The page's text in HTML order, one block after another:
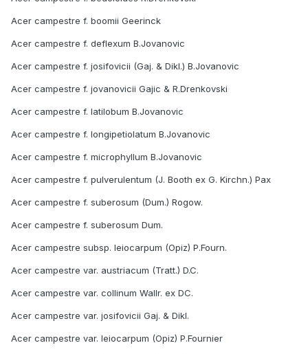
Acer campestre f. boomii Geerinck
Acer campestre f. deflexum B.Jovanovic
Acer campestre f. josifovicii (Gaj. & Dikl.) B.Jovanovic
Acer campestre f. jovanovicii Gajic & R.Drenkovski
Acer campestre f. latilobum B.Jovanovic
Acer campestre f. longipetiolatum B.Jovanovic
Acer campestre f. microphyllum B.Jovanovic
Acer campestre f. pulverulentum (J. Booth ex G. Kirchn.) Pax
Acer campestre f. suberosum (Dum.) Rogow.
Acer campestre f. suberosum Dum.
Acer campestre subsp. leiocarpum (Opiz) P.Fourn.
Acer campestre var. austriacum (Tratt.) D.C.
Acer campestre var. collinum Wallr. ex DC.
Acer campestre var. josifovicii Gaj. & Dikl.
Acer campestre var. leiocarpum (Opiz) P.Fournier